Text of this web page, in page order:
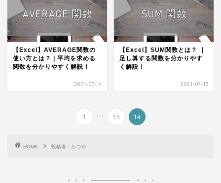
【Excel】AVERAGE関数の
使い方とは？ | 平均を求める
関数を分かりやすく解説！
2021-07-14
【Excel】SUM関数とは？ ｜
足し算する関数を分かりやす
く解説！
2021-07-13
1 ... 13 14
HOME 投稿者：たつや